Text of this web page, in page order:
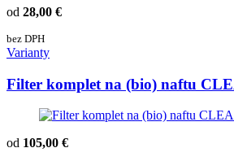
od 28,00 €
bez DPH
Varianty
Filter komplet na (bio) naftu
od 105,00 €